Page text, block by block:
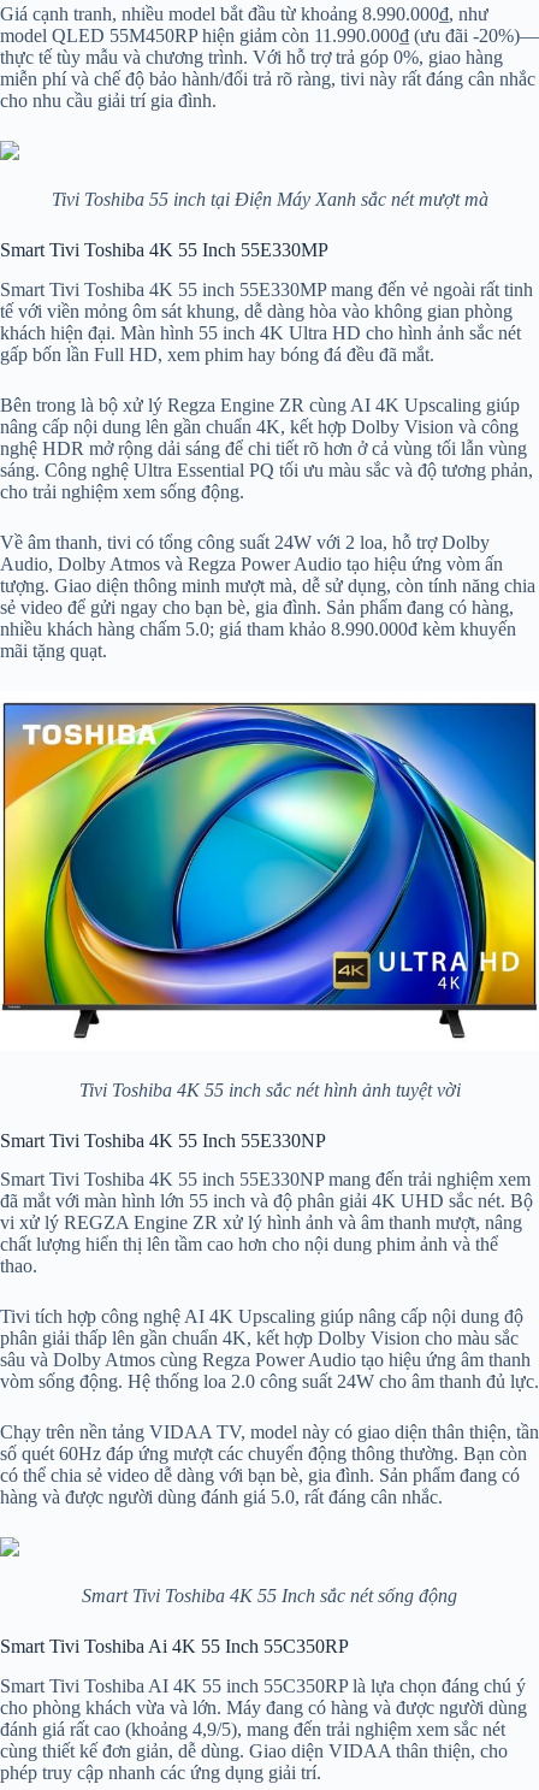
Giá cạnh tranh, nhiều model bắt đầu từ khoảng 8.990.000₫, như
model QLED 55M450RP hiện giảm còn 11.990.000₫ (ưu đãi -20%)—
thực tế tùy mẫu và chương trình. Với hỗ trợ trả góp 0%, giao hàng
miễn phí và chế độ bảo hành/đổi trả rõ ràng, tivi này rất đáng cân nhắc
cho nhu cầu giải trí gia đình.
Tivi Toshiba 55 inch tại Điện Máy Xanh sắc nét mượt mà
Smart Tivi Toshiba 4K 55 Inch 55E330MP
Smart Tivi Toshiba 4K 55 inch 55E330MP mang đến vẻ ngoài rất tinh
tế với viền mỏng ôm sát khung, dễ dàng hòa vào không gian phòng
khách hiện đại. Màn hình 55 inch 4K Ultra HD cho hình ảnh sắc nét
gấp bốn lần Full HD, xem phim hay bóng đá đều đã mắt.
Bên trong là bộ xử lý Regza Engine ZR cùng AI 4K Upscaling giúp
nâng cấp nội dung lên gần chuẩn 4K, kết hợp Dolby Vision và công
nghệ HDR mở rộng dải sáng để chi tiết rõ hơn ở cả vùng tối lẫn vùng
sáng. Công nghệ Ultra Essential PQ tối ưu màu sắc và độ tương phản,
cho trải nghiệm xem sống động.
Về âm thanh, tivi có tổng công suất 24W với 2 loa, hỗ trợ Dolby
Audio, Dolby Atmos và Regza Power Audio tạo hiệu ứng vòm ấn
tượng. Giao diện thông minh mượt mà, dễ sử dụng, còn tính năng chia
sẻ video để gửi ngay cho bạn bè, gia đình. Sản phẩm đang có hàng,
nhiều khách hàng chấm 5.0; giá tham khảo 8.990.000đ kèm khuyến
mãi tặng quạt.
Tivi Toshiba 4K 55 inch sắc nét hình ảnh tuyệt vời
Smart Tivi Toshiba 4K 55 Inch 55E330NP
Smart Tivi Toshiba 4K 55 inch 55E330NP mang đến trải nghiệm xem
đã mắt với màn hình lớn 55 inch và độ phân giải 4K UHD sắc nét. Bộ
vi xử lý REGZA Engine ZR xử lý hình ảnh và âm thanh mượt, nâng
chất lượng hiển thị lên tầm cao hơn cho nội dung phim ảnh và thể
thao.
Tivi tích hợp công nghệ AI 4K Upscaling giúp nâng cấp nội dung độ
phân giải thấp lên gần chuẩn 4K, kết hợp Dolby Vision cho màu sắc
sâu và Dolby Atmos cùng Regza Power Audio tạo hiệu ứng âm thanh
vòm sống động. Hệ thống loa 2.0 công suất 24W cho âm thanh đủ lực.
Chạy trên nền tảng VIDAA TV, model này có giao diện thân thiện, tần
số quét 60Hz đáp ứng mượt các chuyển động thông thường. Bạn còn
có thể chia sẻ video dễ dàng với bạn bè, gia đình. Sản phẩm đang có
hàng và được người dùng đánh giá 5.0, rất đáng cân nhắc.
Smart Tivi Toshiba 4K 55 Inch sắc nét sống động
Smart Tivi Toshiba Ai 4K 55 Inch 55C350RP
Smart Tivi Toshiba AI 4K 55 inch 55C350RP là lựa chọn đáng chú ý
cho phòng khách vừa và lớn. Máy đang có hàng và được người dùng
đánh giá rất cao (khoảng 4,9/5), mang đến trải nghiệm xem sắc nét
cùng thiết kế đơn giản, dễ dùng. Giao diện VIDAA thân thiện, cho
phép truy cập nhanh các ứng dụng giải trí.